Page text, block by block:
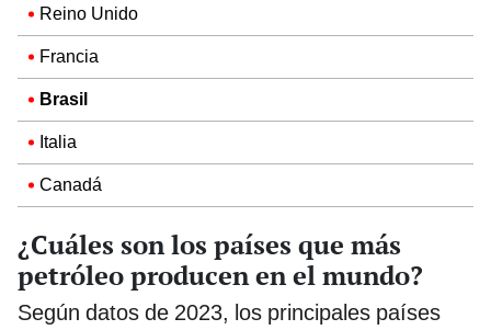
Reino Unido
Francia
Brasil
Italia
Canadá
¿Cuáles son los países que más
petróleo producen en el mundo?
​Según datos de 2023, los principales países